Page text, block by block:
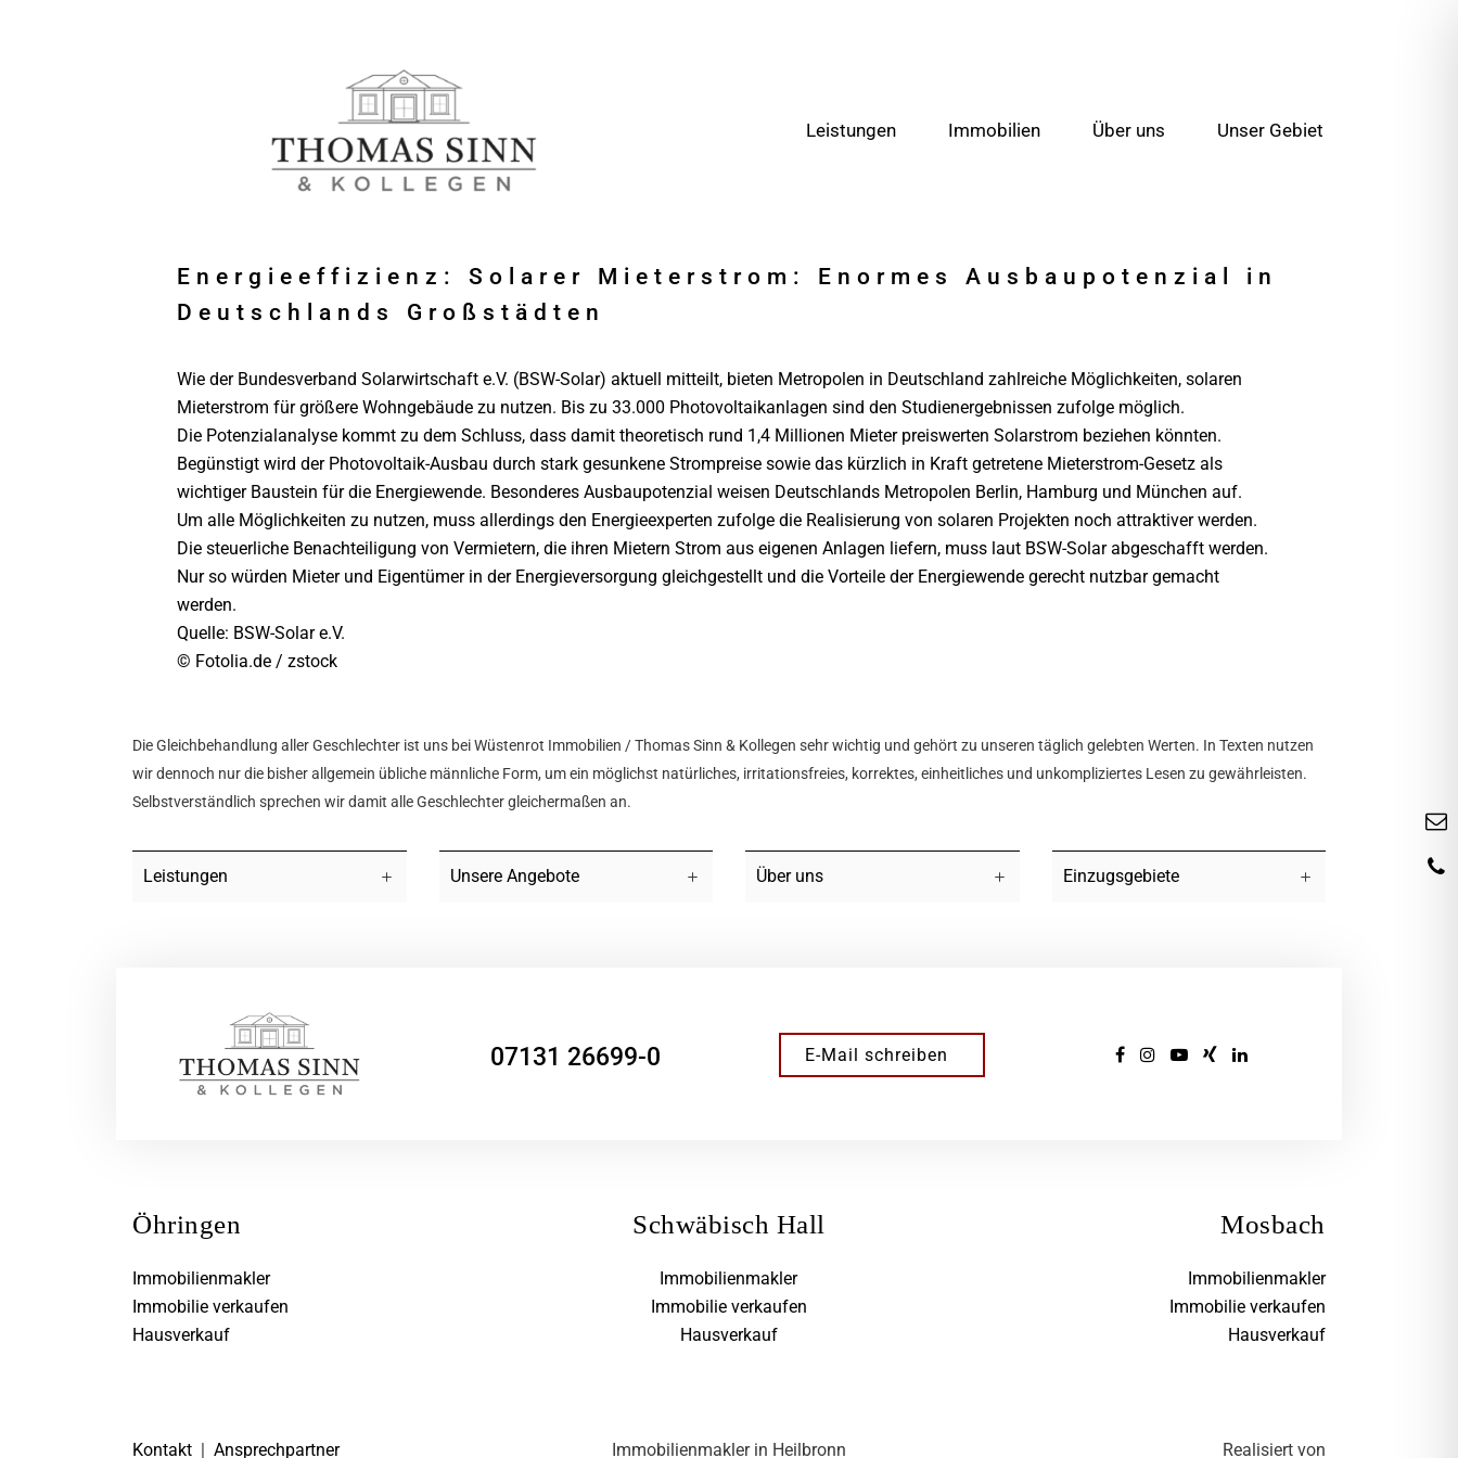
Leistungen Immobilien Über uns Unser Gebiet
Energieeffizienz: Solarer Mieterstrom: Enormes Ausbaupotenzial in
Deutschlands Großstädten
Wie der Bundesverband Solarwirtschaft e.V. (BSW-Solar) aktuell mitteilt, bieten Metropolen in Deutschland zahlreiche Möglichkeiten, solaren
Mieterstrom für größere Wohngebäude zu nutzen. Bis zu 33.000 Photovoltaikanlagen sind den Studienergebnissen zufolge möglich.
Die Potenzialanalyse kommt zu dem Schluss, dass damit theoretisch rund 1,4 Millionen Mieter preiswerten Solarstrom beziehen könnten.
Begünstigt wird der Photovoltaik-Ausbau durch stark gesunkene Strompreise sowie das kürzlich in Kraft getretene Mieterstrom-Gesetz als
wichtiger Baustein für die Energiewende. Besonderes Ausbaupotenzial weisen Deutschlands Metropolen Berlin, Hamburg und München auf.
Um alle Möglichkeiten zu nutzen, muss allerdings den Energieexperten zufolge die Realisierung von solaren Projekten noch attraktiver werden.
Die steuerliche Benachteiligung von Vermietern, die ihren Mietern Strom aus eigenen Anlagen liefern, muss laut BSW-Solar abgeschafft werden.
Nur so würden Mieter und Eigentümer in der Energieversorgung gleichgestellt und die Vorteile der Energiewende gerecht nutzbar gemacht
werden.
Quelle: BSW-Solar e.V.
© Fotolia.de / zstock
Die Gleichbehandlung aller Geschlechter ist uns bei Wüstenrot Immobilien / Thomas Sinn & Kollegen sehr wichtig und gehört zu unseren täglich gelebten Werten. In Texten nutzen
wir dennoch nur die bisher allgemein übliche männliche Form, um ein möglichst natürliches, irritationsfreies, korrektes, einheitliches und unkompliziertes Lesen zu gewährleisten.
Selbstverständlich sprechen wir damit alle Geschlechter gleichermaßen an.
Leistungen Unsere Angebote Über uns Einzugsgebiete
07131 26699-0 E-Mail schreiben
Öhringen
Immobilienmakler
Immobilie verkaufen
Hausverkauf
Schwäbisch Hall
Immobilienmakler
Immobilie verkaufen
Hausverkauf
Mosbach
Immobilienmakler
Immobilie verkaufen
Hausverkauf
Kontakt Ansprechpartner Immobilienmakler in Heilbronn Realisiert von